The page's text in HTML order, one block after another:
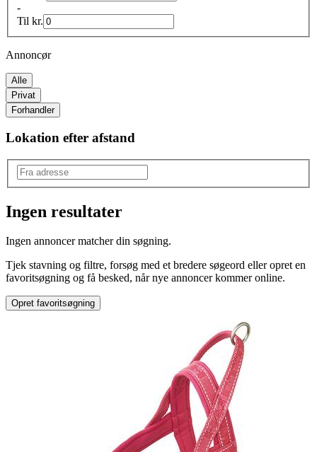
-
Til kr.
Annoncør
Alle
Privat
Forhandler
Lokation efter afstand
Græsparakit
Ingen resultater
Ingen annoncer matcher din søgning.
Tjek stavning og filtre, forsøg med et bredere søgeord eller opret en
favoritsøgning og få besked, når nye annoncer kommer online.
Opret favoritsøgning